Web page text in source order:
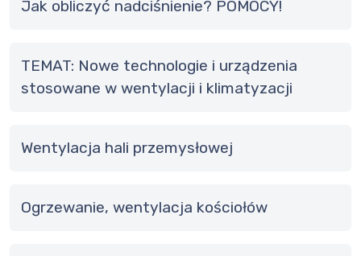
Jak obliczyć nadciśnienie? POMOCY!
TEMAT: Nowe technologie i urządzenia
stosowane w wentylacji i klimatyzacji
Wentylacja hali przemysłowej
Ogrzewanie, wentylacja kościołów